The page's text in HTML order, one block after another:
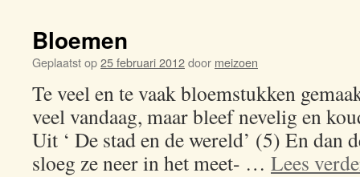
Bloemen
Geplaatst op25 februari 2012door meizoen
Te veel en te vaak bloemstukken
veel vandaag, maar bleef nevelig en
Uit ‘ De stad en de wereld’ (5) En dan
sloeg ze neer in het meet- … Lees